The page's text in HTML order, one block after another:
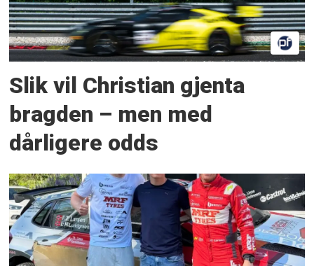
Slik vil Christian gjenta
bragden – men med
dårligere odds